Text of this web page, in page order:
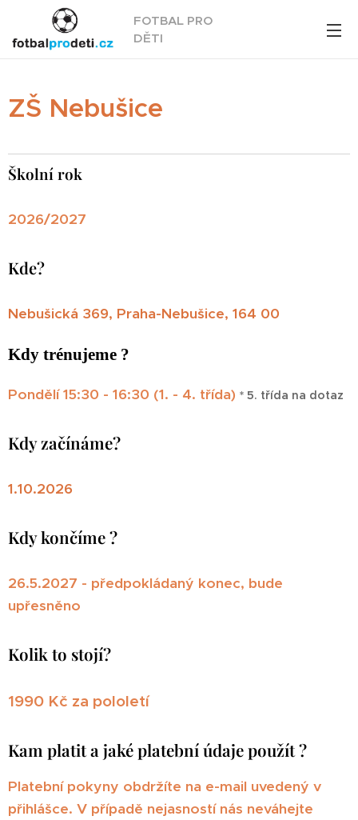
FOTBAL PRO
DĚTI
ZŠ Nebušice
Školní rok
2026/2027
Kde?
Nebušická 369, Praha-Nebušice, 164 00
Kdy trénujeme ?
Pondělí 15:30 - 16:30 (1. - 4. třída) * 5. třída na dotaz
Kdy začínáme?
1.10.2026
Kdy končíme ?
26.5.2027 - předpokládaný konec, bude
upřesněno
Kolik to stojí?
1990 Kč za pololetí
Kam platit a jaké platební údaje použít ?
Platební pokyny obdržíte na e-mail uvedený v
přihlášce. V případě nejasností nás neváhejte